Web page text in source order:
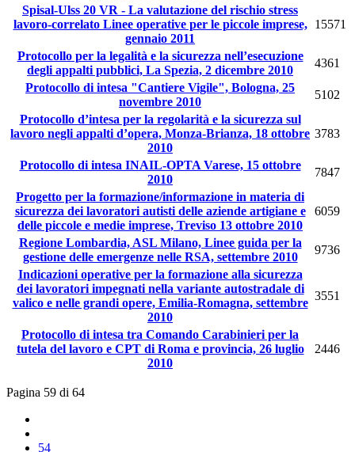
Spisal-Ulss 20 VR - La valutazione del rischio stress
lavoro-correlato Linee operative per le piccole imprese,
gennaio 2011
15571
Protocollo per la legalità e la sicurezza nell’esecuzione
degli appalti pubblici, La Spezia, 2 dicembre 2010
4361
Protocollo di intesa "Cantiere Vigile", Bologna, 25
novembre 2010
5102
Protocollo d’intesa per la regolarità e la sicurezza sul
lavoro negli appalti d’opera, Monza-Brianza, 18 ottobre
2010
3783
Protocollo di intesa INAIL-OPTA Varese, 15 ottobre
2010
7847
Progetto per la formazione/informazione in materia di
sicurezza dei lavoratori autisti delle aziende artigiane e
delle piccole e medie imprese, Treviso 13 ottobre 2010
6059
Regione Lombardia, ASL Milano, Linee guida per la
gestione delle emergenze nelle RSA, settembre 2010
9736
Indicazioni operative per la formazione alla sicurezza
dei lavoratori impegnati nella variante autostradale di
valico e nelle grandi opere, Emilia-Romagna, settembre
2010
3551
Protocollo di intesa tra Comando Carabinieri per la
tutela del lavoro e CPT di Roma e provincia, 26 luglio
2010
2446
Pagina 59 di 64
54